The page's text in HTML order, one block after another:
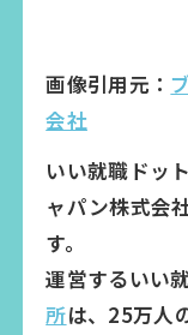
画像引用元：
会社
いい就職ドッ
ャパン株式会
す。
運営するいい
所は、25万人